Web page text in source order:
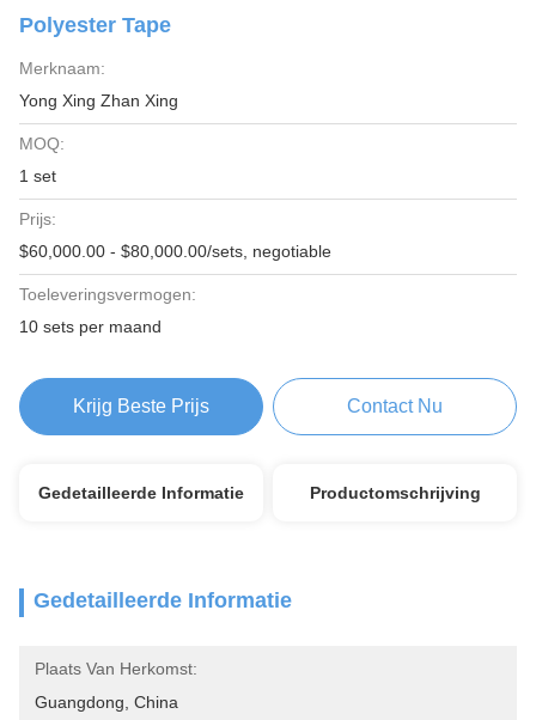
Polyester Tape
Merknaam:
Yong Xing Zhan Xing
MOQ:
1 set
Prijs:
$60,000.00 - $80,000.00/sets, negotiable
Toeleveringsvermogen:
10 sets per maand
Krijg Beste Prijs Contact Nu
Gedetailleerde Informatie Productomschrijving
Gedetailleerde Informatie
Plaats Van Herkomst:
Guangdong, China